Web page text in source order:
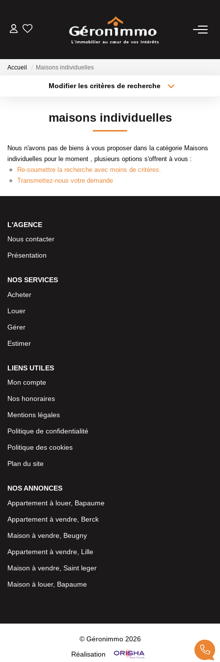
NOTRE AGENCE
CONTACT
Accueil Maisons individuelles
Modifier les critères de recherche
Type de bien
Budget max Plus de critères
maisons individuelles
Nous n'avons pas de biens à vous proposer dans la catégorie Maisons
individuelles pour le moment , plusieurs options s'offrent à vous :
Re-soumettre la recherche avec moins de critères.
Transmettez-nous votre demande
L'AGENCE
Nous contacter
Présentation
NOS SERVICES
Acheter
Louer
Gérer
Estimer
LIENS UTILES
Mon compte
Nos honoraires
Mentions légales
Politique de confidentialité
Politique des cookies
Plan du site
NOS ANNONCES
Appartement à louer, Bapaume
Appartement à vendre, Berck
Maison à vendre, Beugny
Appartement à vendre, Lille
Maison à vendre, Saint leger
Maison à louer, Bapaume
© Géronimmo 2026
Réalisation